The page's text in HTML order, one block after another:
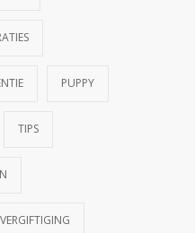
PUPPY
TIPS
VERGIFTIGING